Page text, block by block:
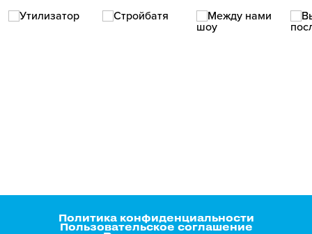
Политика конфиденциальности
Пользовательское соглашение